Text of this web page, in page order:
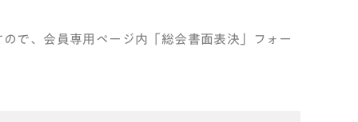
で、会員専用ページ内「総会書面表決」フォー